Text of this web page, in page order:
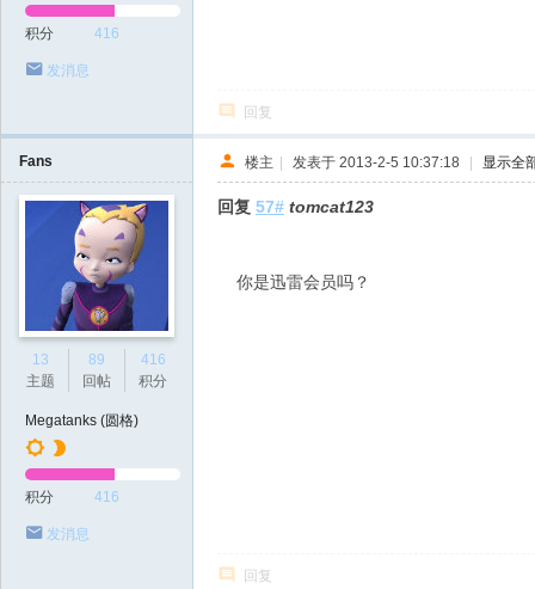
积分 416
发消息
回复
Fans
13
主题
89
回帖
416
积分
Megatanks (圆格)
积分 416
发消息
楼主 | 发表于 2013-2-5 10:37:18 | 显示全
回复 57# tomcat123
你是迅雷会员吗？
回复